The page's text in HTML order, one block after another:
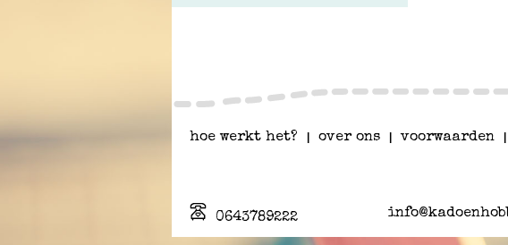
hoe werkt het? over ons voorwaarden
0643789222